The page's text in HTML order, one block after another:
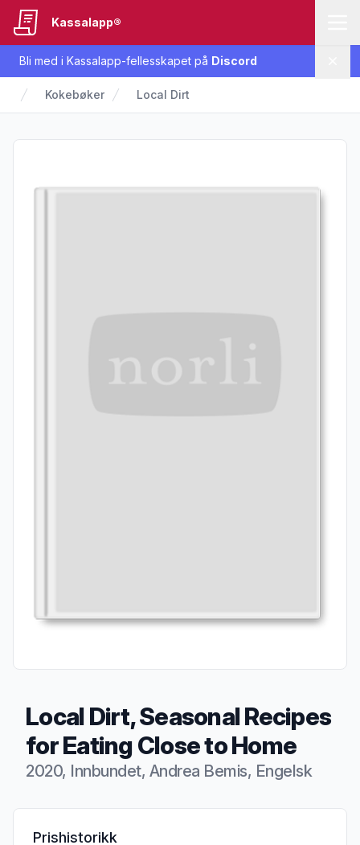
Bli med i Kassalapp-fellesskapet på Discord
Kassalapp®
Kokebøker Local Dirt
Local Dirt, Seasonal Recipes
for Eating Close to Home
2020, Innbundet, Andrea Bemis, Engelsk
Produktbeskrivelse
Prishistorikk